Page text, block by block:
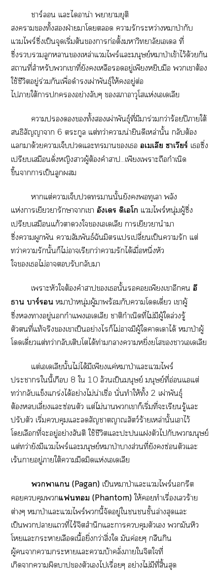
าร์ แะไอาน่า าายุติ
สงครามทั้งฝ่ายาโ ารักระหว่างหมาป่ากับ
แไพร์ซึ่งเป็นจุดเริ่มต้นการก่อตั้งาวิทยาลัยเเล ที่
ซึ่งลูกาเหล่าแไพร์แะมนุษย์หมาป่าเข้าไว้ด้วยกัน
สถานที่สำหรับเาที่ยังเหลืออยู่เพียงหยิบมือ เาต้อง
ใช้ชีวิตอยู่ร่วมกันเพื่อดำรงเผ่าพันธ์ุให้อยู่ต่อ
ไาใต้าอย่างลับๆ าอาวุโสแห่งเเเลีย
าทั้งเผ่าพันธ์ุที่มีมาร่วว่าร้อยปีาใต้
สนธิสัญญาา 6 ตระกูล แต่ทว่าาน่ายินดีเหล่านั้น กลับต้อง
แมาด้วยาเจ็บแะาเ อเเลีย าเวียร์ เซึ่ง
เปรียบเสมือนดั่งหญิงาผู้ต้องคำา...เพียงเาะถือกำเนิด
ขึ้นาาเป็นลูก
าแต่าเจ็บานั้นยังทุเลา พลัง
แห่งาเยียวยารักษาาเา อังเร ดิเโก แไพร์หนุ่มผู้ซึ่ง
เปรียบเสมือนแก้วาใเเเลีย าเยียวยานำา
ซึ่งาผูกพัน าสัมพันธ์ฉันมิตรแเปลี่ยนเป็นารัก แต่
ทว่าารักนั้นก็ไม่าเรียกว่าารักได้เมื่อหนึ่งหัว
ใเไม่ารับกลับา
เาะหัวใต้องคำาเนั้นเพียงเาอีก อี
ธาน บาร์ หมาป่าหนุ่มผู้าพร้อมกับาโดดเดี่ยว เาผู้
ซึ่งาอยู่กำแเเเลีย าติกำเนิดที่ไม่มีผู้ใล่วงรู้
ตัวที่แท้จริงเาเป็นอย่างไรก็ไม่ามีผู้ใาเาได้ หมาป่าผู้
โดดเดี่ยวแต่ทว่ากลับเติบโตได้ท่ามกลางาหยิ่งโาเเเลีย
แต่เเเลียนั้นไม่ได้มีเพียงแค่หมาป่าแะแไพร์
ะาในี้เกือบ 8 ใ 10 ล้วนเป็นมนุษย์ มนุษย์ที่อ่อนแอแต่
ทว่ากลับแข็งแกร่งได้อย่างไม่น่าเชื่อ นั่นทำให้ทั้ง 2 เผ่าพันธุ์
ต้องเลี่ยงแะซ่อนตัว แต่ไม่าเาก็เริ่มที่ะเรียนรู้แะ
ปรับตัว เริ่มคุมแะสัญชาตญาณสัตว์ร้ายเหล่านั้นเาไว้
โเลือกที่ะอยู่อย่างสันติ ใช้ชีวิตแะะแตัวไกับมนุษย์
แต่ทว่ายังมีแไพร์แะมนุษย์หมาป่าาส่วนที่ยังซ่อนตัวแะ
เร้นาอยู่าใต้ามืดมิดแห่งเเเลีย
าแ (Pagan)เป็นหมาป่าแะแไพร์นอกรีต
คุมแม (Phantom) ให้ทำเรื่องเร้าย
ต่างๆ หมาป่าแะแไพร์นี้จัดอยู่ใชั้นล่างสุดแะ
เป็นาแที่ไร้จิตสำนึกแะาคุมตัวเ มันหิว
โแะะาเลือดเนื้อยิ่งกว่าสิ่งใ มันค่อยๆ กลืนกิน
ผู้าาะาแะาบ้าคลั่งาใจิตใที่
เกิดาาผิดาตัวเไเรื่อยๆ อย่างไม่มีที่สิ้นสุด